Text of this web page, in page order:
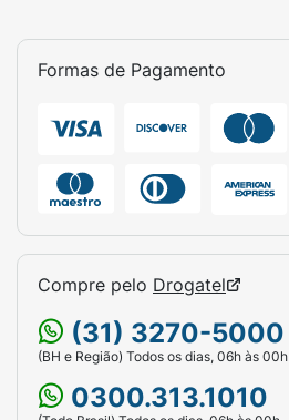
Formas de Pagamento
Compre pelo Drogatel
(31) 3270-5000
(BH e Região) Todos os dias, 06h às 00h
0300.313.1010